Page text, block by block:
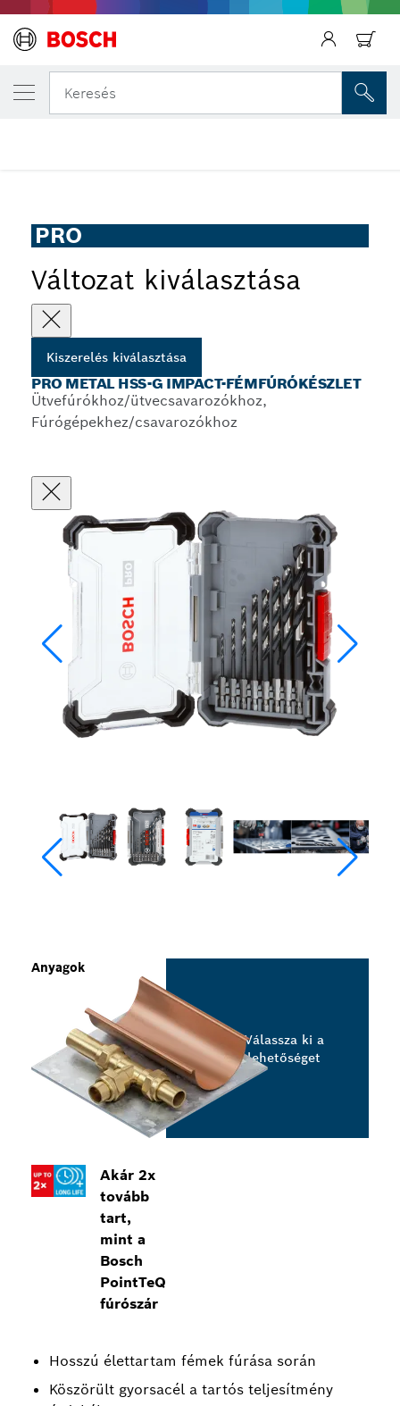
Keresés
PRO
Változat kiválasztása
Kiszerelés kiválasztása
PRO METAL HSS-G IMPACT-FÉMFÚRÓKÉSZLET
Ütvefúrókhoz/ütvecsavarozókhoz,
Fúrógépekhez/csavarozókhoz
Akár 2x
tovább
tart,
mint a
Bosch
PointTeQ
fúrószár
Hosszú élettartam fémek fúrása során
Köszörült gyorsacél a tartós teljesítmény
Anyagok
Válassza ki a
lehetőséget
AZ ÁLTALAD VÁLASZTOTT TERMÉK
PRO Metal HSS-G Impact-fémfúrókészlet